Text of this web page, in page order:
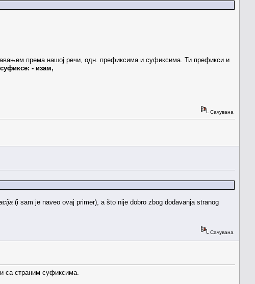
према нашој речи, одн. префиксима и суфиксима. Ти префикси и
- изам,
Сачувана
(i sam je naveo ovaj primer), a što nije dobro zbog dodavanja stranog
Сачувана
са страним суфиксима.